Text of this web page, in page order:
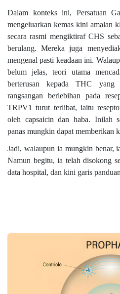
Dalam konteks ini, Persatuan
mengeluarkan kemas kini amalan
secara rasmi mengiktiraf CHS
berulang. Mereka juga
mengenal pasti keadaan ini.
belum jelas, teori utama
berterusan kepada THC yang
rangsangan berlebihan pada
TRPV1 turut terlibat, iaitu
oleh capsaicin dan haba. Inilah
panas mungkin dapat memberikan
Jadi, walaupun ia mungkin benar,
Namun begitu, ia telah disokong
data hospital, dan kini garis